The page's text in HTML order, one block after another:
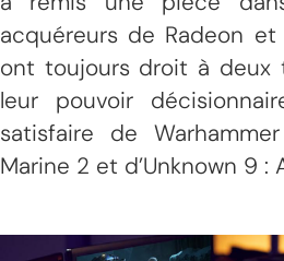
acquéreurs de Radeon et
ont toujours droit à deux
leur pouvoir
satisfaire de
Marine 2 et d’Unknown 9 :